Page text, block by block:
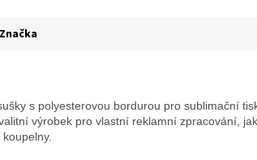
Značka
s polyesterovou bordurou pro sublimační
výrobek pro vlastní reklamní zpracování,